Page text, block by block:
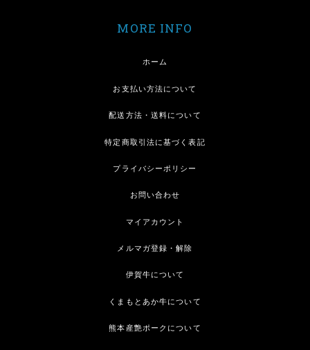
MORE INFO
ホーム
お支払い方法について
配送方法・送料について
特定商取引法に基づく表記
プライバシーポリシー
お問い合わせ
マイアカウント
メルマガ登録・解除
伊賀牛について
くまもとあか牛について
熊本産艶ポークについて